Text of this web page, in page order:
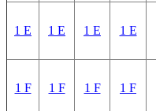
1 E 1 E 1 E 1 E
1 F 1 F 1 F 1 F